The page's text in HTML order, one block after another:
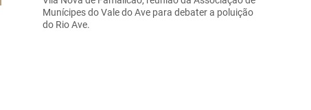
Munícipes do Vale do Ave para debater a poluição
do Rio Ave.